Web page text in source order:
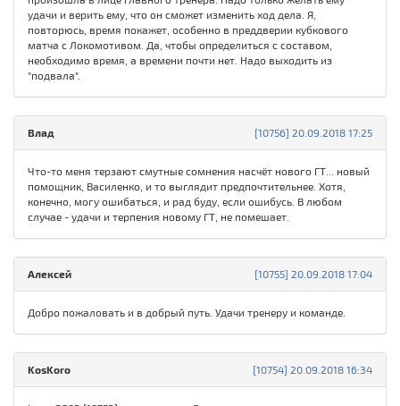
удачи и верить ему, что он сможет изменить ход дела. Я,
повторюсь, время покажет, особенно в преддверии кубкового
матча с Локомотивом. Да, чтобы определиться с составом,
необходимо время, а времени почти нет. Надо выходить из
"подвала".
[10756] 20.09.2018 17:25
Влад
Что-то меня терзают смутные сомнения насчёт нового ГТ... новый
помощник, Василенко, и то выглядит предпочтительнее. Хотя,
конечно, могу ошибаться, и рад буду, если ошибусь. В любом
случае - удачи и терпения новому ГТ, не помешает.
[10755] 20.09.2018 17:04
Алексей
Добро пожаловать и в добрый путь. Удачи тренеру и команде.
[10754] 20.09.2018 16:34
KosKoro